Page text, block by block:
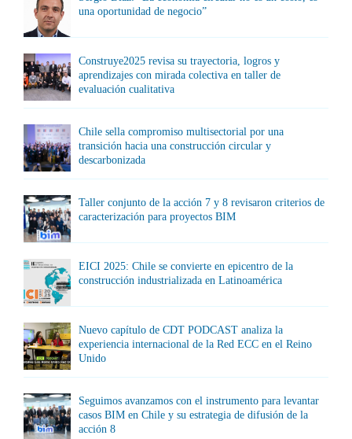
una oportunidad de negocio”
Construye2025 revisa su trayectoria, logros y
aprendizajes con mirada colectiva en taller de
evaluación cualitativa
Chile sella compromiso multisectorial por una
transición hacia una construcción circular y
descarbonizada
Taller conjunto de la acción 7 y 8 revisaron criterios de
caracterización para proyectos BIM
EICI 2025: Chile se convierte en epicentro de la
construcción industrializada en Latinoamérica
Nuevo capítulo de CDT PODCAST analiza la
experiencia internacional de la Red ECC en el Reino
Unido
Seguimos avanzamos con el instrumento para levantar
casos BIM en Chile y su estrategia de difusión de la
acción 8